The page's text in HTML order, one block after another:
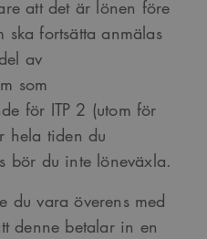
att det är lönen före
ska fortsätta anmälas
av
som
för ITP 2 (utom för
hela tiden du
bör du inte löneväxla.
du vara överens med
denne betalar in en